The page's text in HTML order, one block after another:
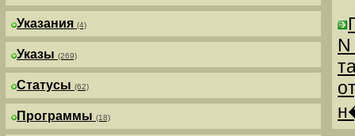
Указания (4)
Указы (269)
Статусы (62)
Программы (18)